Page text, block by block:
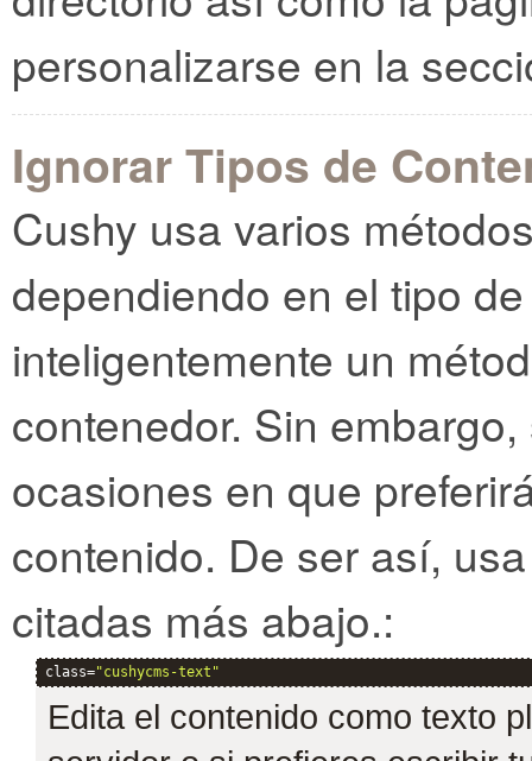
personalizarse en la
Ignorar Tipos de
Cushy usa varios
dependiendo en el tipo
inteligentemente un
contenedor. Sin
ocasiones en que
contenido. De ser así,
citadas más abajo.:
class="cushycms-text"
Edita el contenido como texto